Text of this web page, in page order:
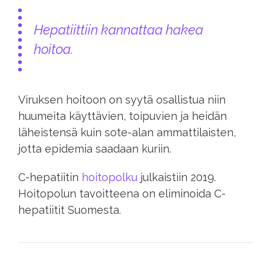
Hepatiittiin kannattaa hakea
hoitoa.
Viruksen hoitoon on syytä osallistua niin
huumeita käyttävien, toipuvien ja heidän
läheistensä kuin sote-alan ammattilaisten,
jotta epidemia saadaan kuriin.
C-hepatiitin hoitopolku julkaistiin 2019.
Hoitopolun tavoitteena on eliminoida C-
hepatiitit Suomesta.